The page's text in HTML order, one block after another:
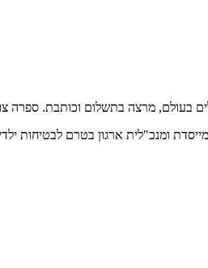
בעולם, מרצה בתשלום וכותבת.
ומנכ"לית ארגון בטרם לבטיחות